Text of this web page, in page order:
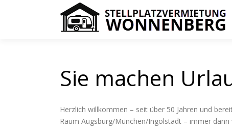
Sie machen
Herzlich willkommen – seit über 50 Jahren und
Raum Augsburg/München/Ingolstadt – immer